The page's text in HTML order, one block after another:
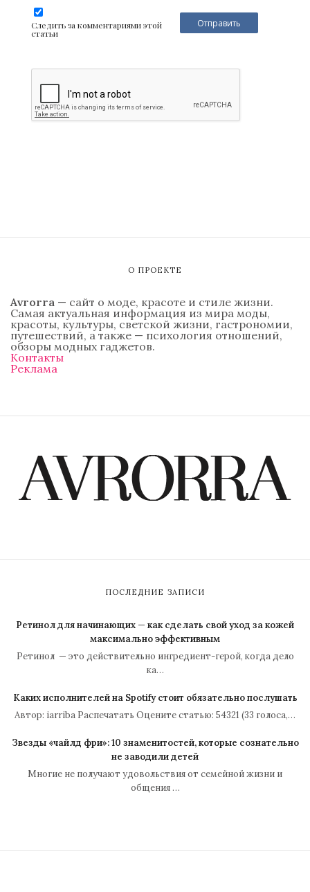
Следить за комментариями этой
статьи
О ПРОЕКТЕ
Avrorra — сайт о моде, красоте и стиле жизни.
Самая актуальная информация из мира моды,
красоты, культуры, светской жизни, гастрономии,
путешествий, а также — психология отношений,
обзоры модных гаджетов.
Контакты
Реклама
ПОСЛЕДНИЕ ЗАПИСИ
Ретинол для начинающих — как сделать свой уход за кожей
максимально эффективным
Ретинол — это действительно ингредиент-герой, когда дело
ка…
Каких исполнителей на Spotify стоит обязательно послушать
Автор: iarriba Распечатать Оцените статью: 54321 (33 голоса,…
Звезды «чайлд фри»: 10 знаменитостей, которые сознательно
не заводили детей
Многие не получают удовольствия от семейной жизни и
общения …